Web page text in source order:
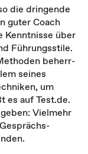
die dringende
guter Coach
Kennt­nisse über
Führungs­stile.
beherr­
seines
um
es auf Test.de.
Vielmehr